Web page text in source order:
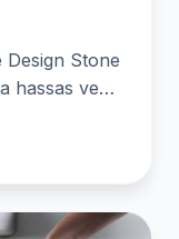
Design Stone
hassas ve